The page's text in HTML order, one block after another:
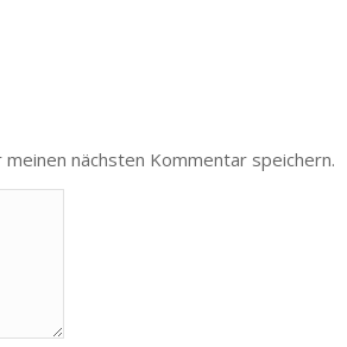
nächsten Kommentar speichern.